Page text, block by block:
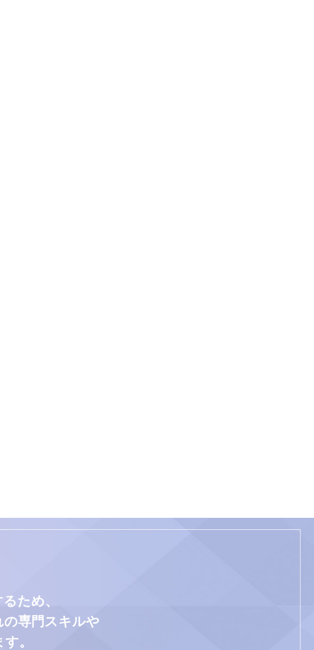
ため、
の専門スキルや
。